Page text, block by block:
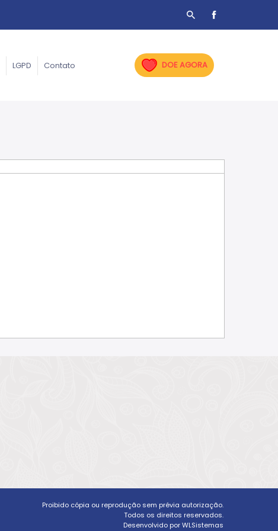
LGPD Contato DOE AGORA
Proibido cópia ou reprodução sem prévia autorização.
Todos os direitos reservados.
Desenvolvido por WLSistemas